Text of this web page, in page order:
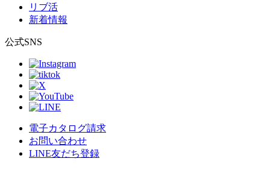
リブ活
新着情報
公式SNS
電子カタログ請求
お問い合わせ
LINE友だち登録